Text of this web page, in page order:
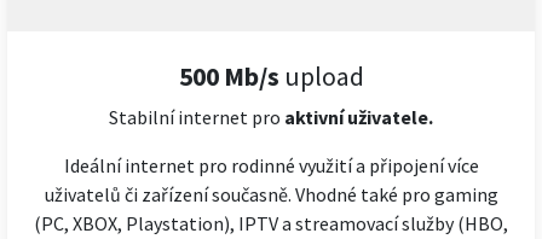
500 Mb/s upload
Stabilní internet pro aktivní uživatele.
Ideální internet pro rodinné využití a připojení více
uživatelů či zařízení současně. Vhodné také pro gaming
(PC, XBOX, Playstation), IPTV a streamovací služby (HBO,